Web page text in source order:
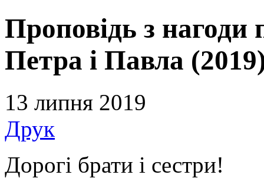
Проповідь з нагоди
Петра і Павла
13 липня 2019
Друк
Дорогі брати і сестри!